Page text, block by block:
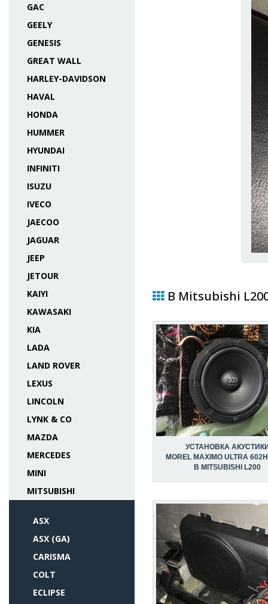
GAC
GEELY
GENESIS
GREAT WALL
HARLEY-DAVIDSON
HAVAL
HONDA
HUMMER
HYUNDAI
INFINITI
ISUZU
IVECO
JAECOO
JAGUAR
JEEP
JETOUR
KAIYI
KAWASAKI
KIA
LADA
LAND ROVER
LEXUS
LINCOLN
LYNK & CO
MAZDA
MERCEDES
MINI
MITSUBISHI
ASX
ASX (GA)
CARISMA
COLT
ECLIPSE
В Mitsubishi
УСТАНОВКА
MOREL MAXIMO ULTRA
В MITSUBISHI L200